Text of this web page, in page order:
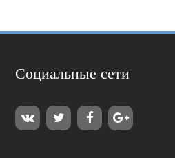
Социальные сети